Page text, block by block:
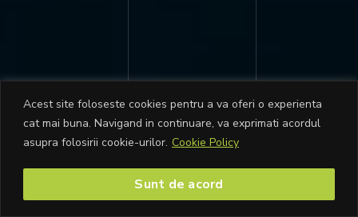
Acest site foloseste cookies pentru a va oferi o experienta
cat mai buna. Navigand in continuare, va exprimati acordul
asupra folosirii cookie-urilor. Cookie Policy
Sunt de acord